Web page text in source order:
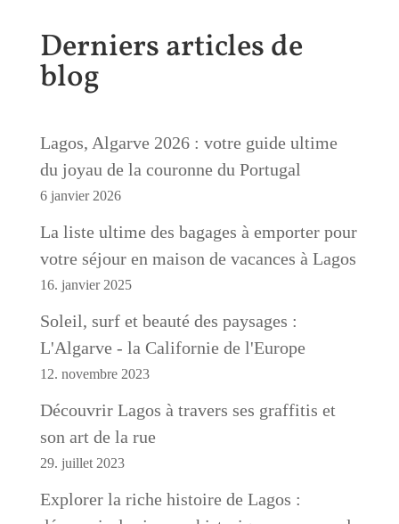
Derniers articles de
blog
Lagos, Algarve 2026 : votre guide ultime
du joyau de la couronne du Portugal
6 janvier 2026
La liste ultime des bagages à emporter pour
votre séjour en maison de vacances à Lagos
16. janvier 2025
Soleil, surf et beauté des paysages :
L'Algarve - la Californie de l'Europe
12. novembre 2023
Découvrir Lagos à travers ses graffitis et
son art de la rue
29. juillet 2023
Explorer la riche histoire de Lagos :